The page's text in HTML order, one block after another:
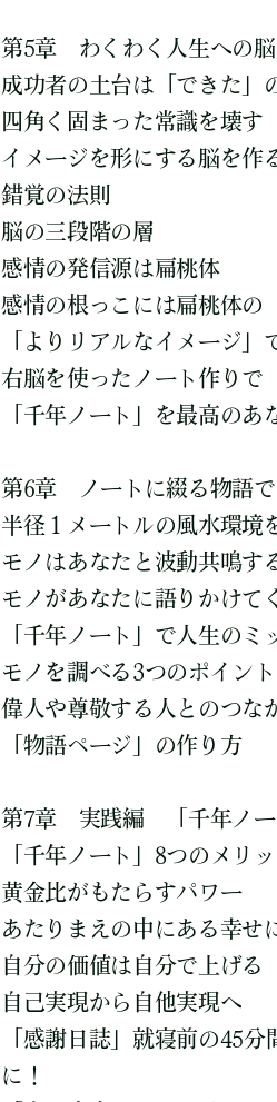
第5章 わくわく人生への
成功者の土台は「できた」
四角く固まった常識を壊す
イメージを形にする脳を作
錯覚の法則
脳の三段階の層
感情の発信源は扁桃体
感情の根っこには扁桃体の
「よりリアルなイメージ」
右脳を使ったノート作りで
「千年ノート」を最高のあ
第6章 ノートに綴る物語で
半径１メートルの風水環境
モノはあなたと波動共鳴す
モノがあなたに語りかけて
「千年ノート」で人生のミ
モノを調べる3つのポイント
偉人や尊敬する人とのつな
「物語ページ」の作り方
第7章 実践編 「千年ノー
「千年ノート」8つのメリッ
黄金比がもたらすパワー
あたりまえの中にある幸せ
自分の価値は自分で上げる
自己実現から自他実現へ
「感謝日誌」就寝前の45
に！